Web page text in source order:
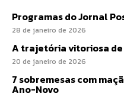
Programas do Jornal
28 de janeiro de 2026
A trajetória vitoriosa de
20 de janeiro de 2026
7 sobremesas com
Ano-Novo